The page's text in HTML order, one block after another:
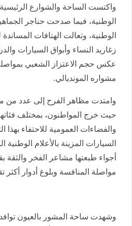
واكتست الساحة والشوارع الرئيسية
الوطنية، فيما صدحت حناجر الجماهير
الوطنية، وتعالت الهتافات
زغاريد النساء وأبواق السيارات
عكس حجم الاعتزاز الشعبي
مشواره المونديالي.
وامتدت مظاهر الفرح إلى عدد من
حيث خرج المواطنون، بمختلف
والفضاءات العمومية للاحتفاء بهذا
السيارات المزينة بالأعلام
أجواء طبعتها مشاعر الفخر والثقة
مواصلة المنافسة وبلوغ أدوار أكثر
وشهدت ساحة المشور بالعيون توافد